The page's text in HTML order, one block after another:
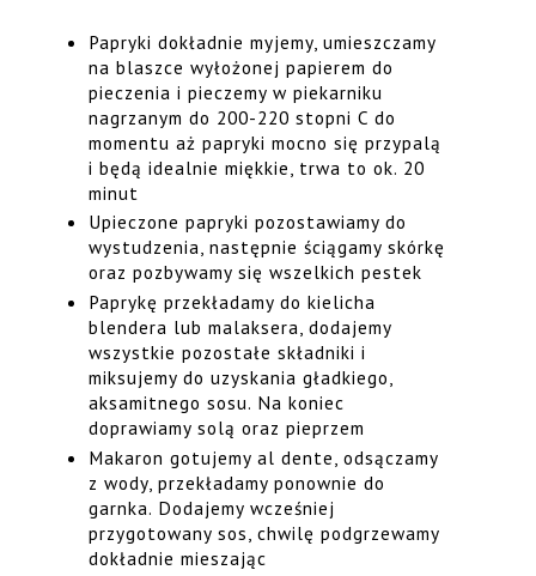
Papryki dokładnie myjemy, umieszczamy
na blaszce wyłożonej papierem do
pieczenia i pieczemy w piekarniku
nagrzanym do 200-220 stopni C do
momentu aż papryki mocno się przypalą
i będą idealnie miękkie, trwa to ok. 20
minut
Upieczone papryki pozostawiamy do
wystudzenia, następnie ściągamy skórkę
oraz pozbywamy się wszelkich pestek
Paprykę przekładamy do kielicha
blendera lub malaksera, dodajemy
wszystkie pozostałe składniki i
miksujemy do uzyskania gładkiego,
aksamitnego sosu. Na koniec
doprawiamy solą oraz pieprzem
Makaron gotujemy al dente, odsączamy
z wody, przekładamy ponownie do
garnka. Dodajemy wcześniej
przygotowany sos, chwilę podgrzewamy
dokładnie mieszając